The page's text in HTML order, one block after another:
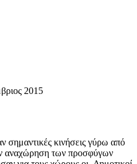
2015
σημαντικές κινήσεις γύρω από
αναχώρηση των προσφύγων